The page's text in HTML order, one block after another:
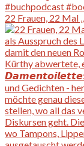
22 Frauen, 22 Mal